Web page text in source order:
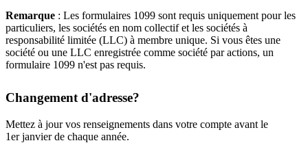
Remarque : Les formulaires 1099 sont requis uniquement pour les
particuliers, les sociétés en nom collectif et les sociétés à
responsabilité limitée (LLC) à membre unique. Si vous êtes une
société ou une LLC enregistrée comme société par actions, un
formulaire 1099 n'est pas requis.
Changement d'adresse?
Mettez à jour vos renseignements dans votre compte avant le
1er janvier de chaque année.